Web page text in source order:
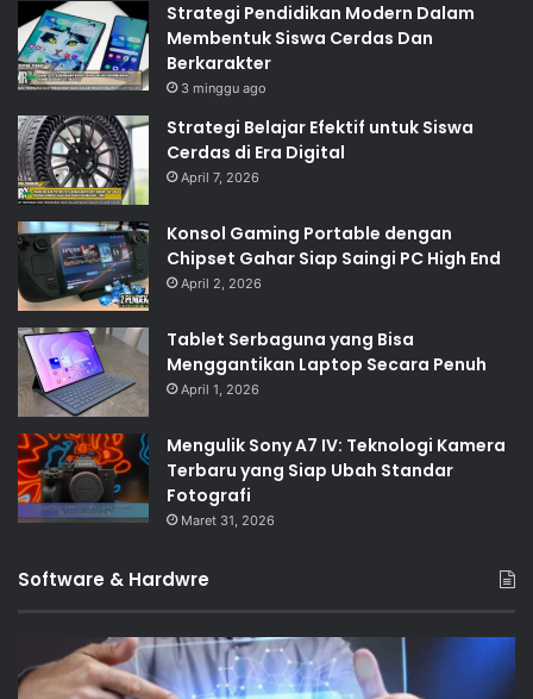
Strategi Pendidikan Modern Dalam
Membentuk Siswa Cerdas Dan
Berkarakter
3 minggu ago
Strategi Belajar Efektif untuk Siswa
Cerdas di Era Digital
April 7, 2026
Konsol Gaming Portable dengan
Chipset Gahar Siap Saingi PC High End
April 2, 2026
Tablet Serbaguna yang Bisa
Menggantikan Laptop Secara Penuh
April 1, 2026
Mengulik Sony A7 IV: Teknologi Kamera
Terbaru yang Siap Ubah Standar
Fotografi
Maret 31, 2026
Software & Hardwre